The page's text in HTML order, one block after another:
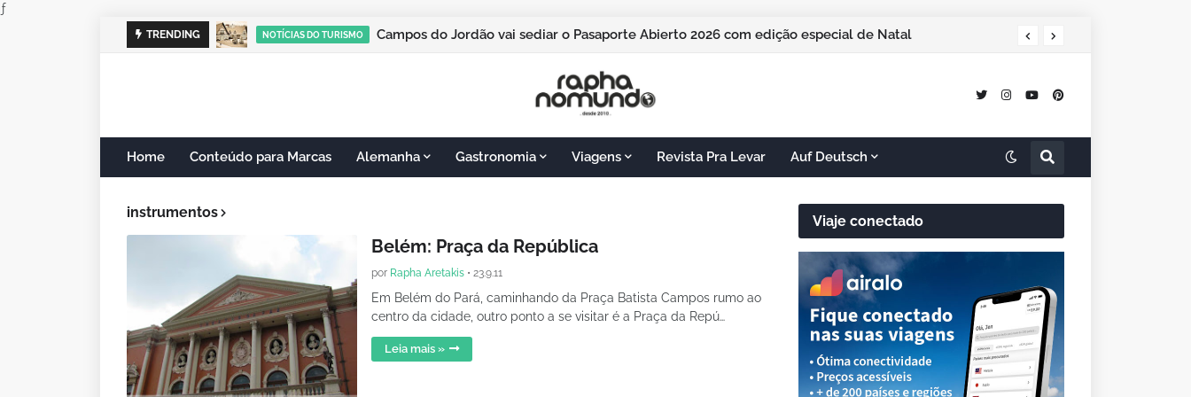
ƒ
TRENDING NOTÍCIAS DO TURISMO Campos do Jordão vai sediar o Pasaporte Abierto 2026 com edição especial de Natal
Home Conteúdo para Marcas Alemanha Gastronomia Viagens Revista Pra Levar Auf Deutsch
instrumentos
Belém: Praça da República
por Rapha Aretakis • 23.9.11
Em Belém do Pará, caminhando da Praça Batista Campos rumo ao
centro da cidade, outro ponto a se visitar é a Praça da Repú…
Leia mais »
Viaje conectado